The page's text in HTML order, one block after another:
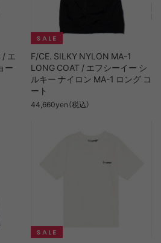
/ エ
ー
F/CE. SILKY NYLON MA-1
LONG COAT / エフシーイー シ
ルキー ナイロン MA-1 ロング コ
ート
44,660yen（税込）